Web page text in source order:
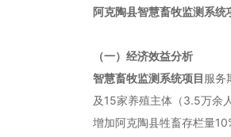
阿克陶县智慧畜牧监测系统
（一）经济效益分析
智慧畜牧监测系统项目服务
及15家养殖主体（3.5万余
增加阿克陶县牲畜存栏量